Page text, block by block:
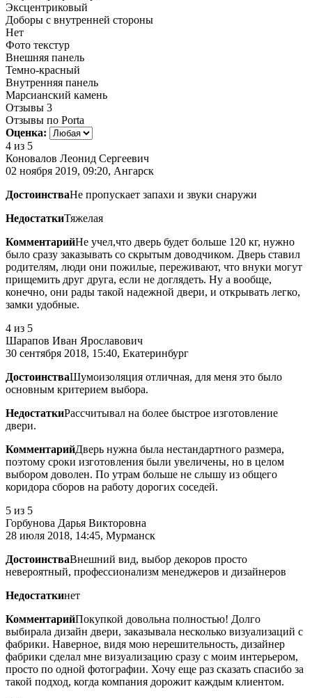
Эксцентриковый
Доборы с внутренней стороны
Нет
Фото текстур
Внешняя панель
Темно-красный
Внутренняя панель
Марсианский камень
Отзывы 3
Отзывы по Porta
Оценка:
4 из 5
Коновалов Леонид Сергеевич
02 ноября 2019, 09:20, Ангарск
ДостоинстваНе пропускает запахи и звуки снаружи
НедостаткиТяжелая
КомментарийНе учел,что дверь будет больше 120 кг, нужно
было сразу заказывать со скрытым доводчиком. Дверь ставил
родителям, люди они пожилые, переживают, что внуки могут
прищемить друг друга, если не доглядеть. Ну а вообще,
конечно, они рады такой надежной двери, и открывать легко,
замки удобные.
4 из 5
Шарапов Иван Ярославович
30 сентября 2018, 15:40, Екатеринбург
ДостоинстваШумоизоляция отличная, для меня это было
основным критерием выбора.
НедостаткиРассчитывал на более быстрое изготовление
двери.
КомментарийДверь нужна была нестандартного размера,
поэтому сроки изготовления были увеличены, но в целом
выбором доволен. По утрам больше не слышу из общего
коридора сборов на работу дорогих соседей.
5 из 5
Горбунова Дарья Викторовна
28 июля 2018, 14:45, Мурманск
ДостоинстваВнешний вид, выбор декоров просто
невероятный, профессионализм менеджеров и дизайнеров
Недостаткинет
КомментарийПокупкой довольна полностью! Долго
выбирала дизайн двери, заказывала несколько визуализаций с
фабрики. Наверное, видя мою нерешительность, дизайнер
фабрики сделал мне визуализацию сразу с моим интерьером,
просто по одной фотографии. Хочу еще раз сказать спасибо за
такой подход, когда компания дорожит каждым клиентом.